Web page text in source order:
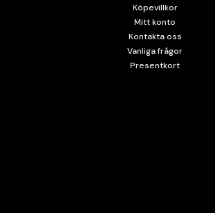
Köpevillkor
Mitt konto
Kontakta oss
Vanliga frågor
Presentkort